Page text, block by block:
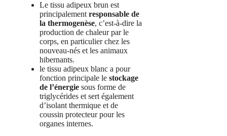
Le tissu adipeux brun est
principalement responsable de
la thermogenèse, c’est-à-dire la
production de chaleur par le
corps, en particulier chez les
nouveau-nés et les animaux
hibernants.
le tissu adipeux blanc a pour
fonction principale le stockage
de l’énergie sous forme de
triglycérides et sert également
d’isolant thermique et de
coussin protecteur pour les
organes internes.